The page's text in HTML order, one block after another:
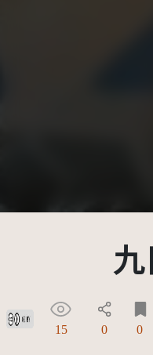
九
創用CC姓名標示 3.0 台灣及其後
15 0 0